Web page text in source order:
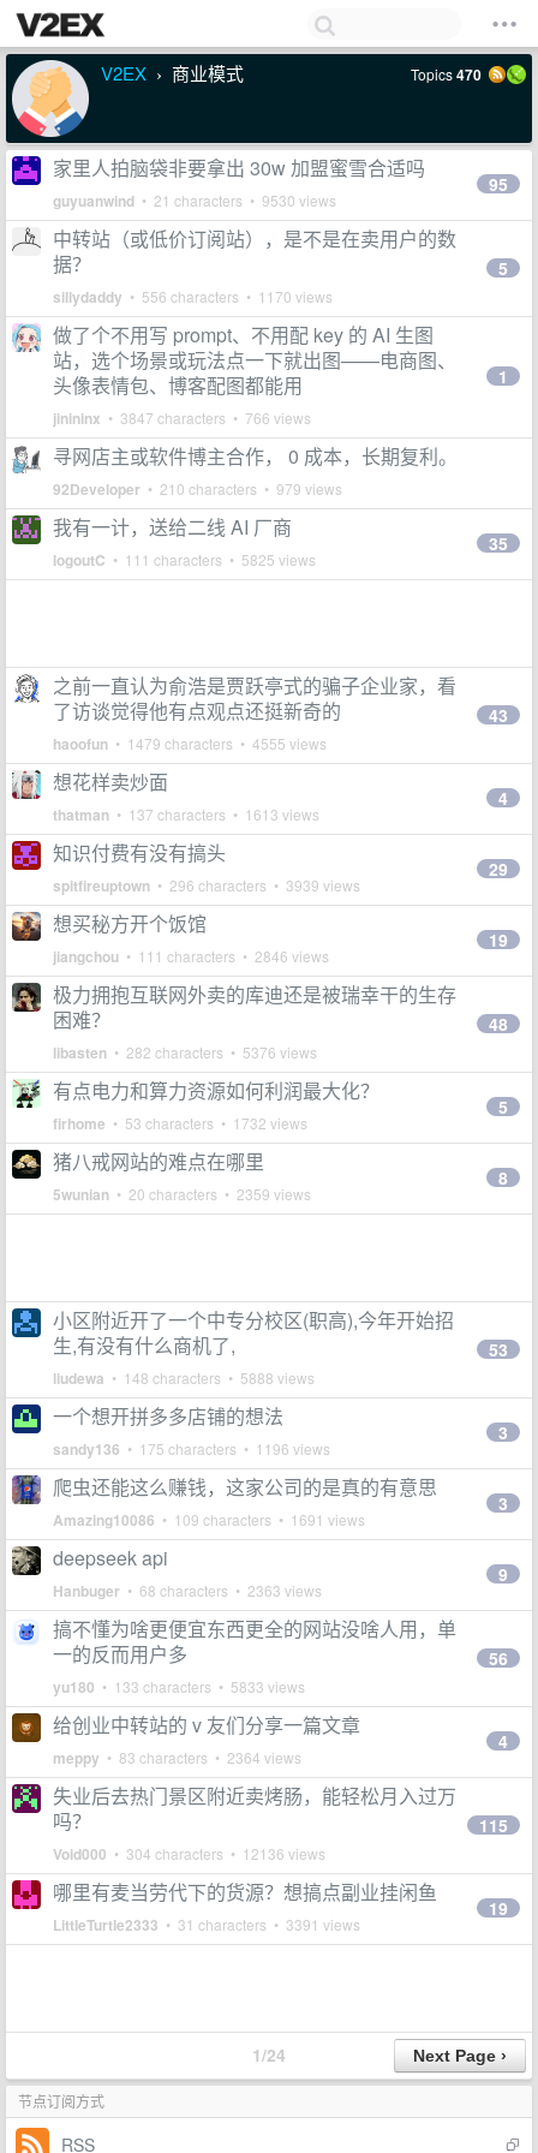
V2EX › 商业模式 Topics470
家里人拍脑袋非要拿出 30w 加盟蜜雪合适吗
guyuanwind • 21 characters • 9530 views
95
中转站（或低价订阅站），是不是在卖用户的数
据？
sillydaddy • 556 characters • 1170 views
5
做了个不用写 prompt、不用配 key 的 AI 生图
站，选个场景或玩法点一下就出图——电商图、
头像表情包、博客配图都能用
jinininx • 3847 characters • 766 views
1
寻网店主或软件博主合作， 0 成本，长期复利。
92Developer • 210 characters • 979 views
我有一计，送给二线 AI 厂商
logoutC • 111 characters • 5825 views
35
之前一直认为俞浩是贾跃亭式的骗子企业家，看
了访谈觉得他有点观点还挺新奇的
haoofun • 1479 characters • 4555 views
43
想花样卖炒面
thatman • 137 characters • 1613 views
4
知识付费有没有搞头
spitfireuptown • 296 characters • 3939 views
29
想买秘方开个饭馆
jiangchou • 111 characters • 2846 views
19
极力拥抱互联网外卖的库迪还是被瑞幸干的生存
困难？
libasten • 282 characters • 5376 views
48
有点电力和算力资源如何利润最大化？
firhome • 53 characters • 1732 views
5
猪八戒网站的难点在哪里
5wunian • 20 characters • 2359 views
8
小区附近开了一个中专分校区(职高),今年开始招
生,有没有什么商机了,
liudewa • 148 characters • 5888 views
53
一个想开拼多多店铺的想法
sandy136 • 175 characters • 1196 views
3
爬虫还能这么赚钱，这家公司的是真的有意思
Amazing10086 • 109 characters • 1691 views
3
deepseek api
Hanbuger • 68 characters • 2363 views
9
搞不懂为啥更便宜东西更全的网站没啥人用，单
一的反而用户多
yu180 • 133 characters • 5833 views
56
给创业中转站的 v 友们分享一篇文章
meppy • 83 characters • 2364 views
4
失业后去热门景区附近卖烤肠，能轻松月入过万
吗？
Void000 • 304 characters • 12136 views
115
哪里有麦当劳代下的货源？想搞点副业挂闲鱼
LittleTurtle2333 • 31 characters • 3391 views
19
1/24
节点订阅方式
RSS